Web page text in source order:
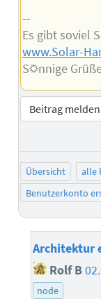
--
Es gibt soviel
www.Solar-
S☼nnige
Beitrag melden
Übersicht alle
Benutzerkonto
Architektur
Rolf B
node